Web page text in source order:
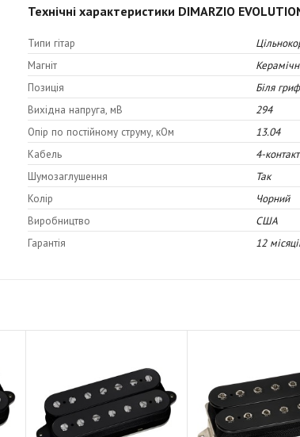
Низькі частоти: 6,5
Технічні характеристики DIMARZIO
Типи гітар
Магніт
Позиція
Біля
Вихідна напруга, мВ
294
Опір по постійному струму, кОм
13.04
Кабель
4-
Шумозаглушення
Так
Колір
Чорний
Виробництво
США
Гарантія
12